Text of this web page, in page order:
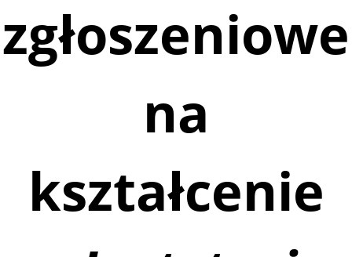
zgłoszeniowe
na
kształcenie